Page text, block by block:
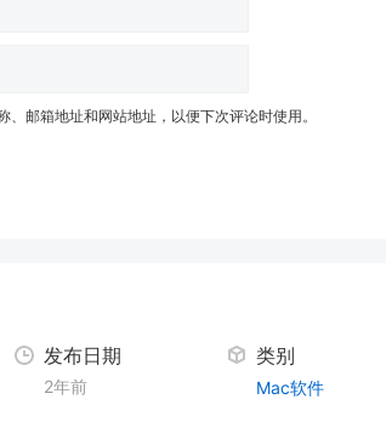
邮箱地址和网站地址，以便下次评论时使用。
发布日期
2年前
类别
Mac软件